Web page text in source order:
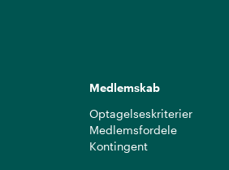
Medlemskab
Optagelseskriterier
Medlemsfordele
Kontingent